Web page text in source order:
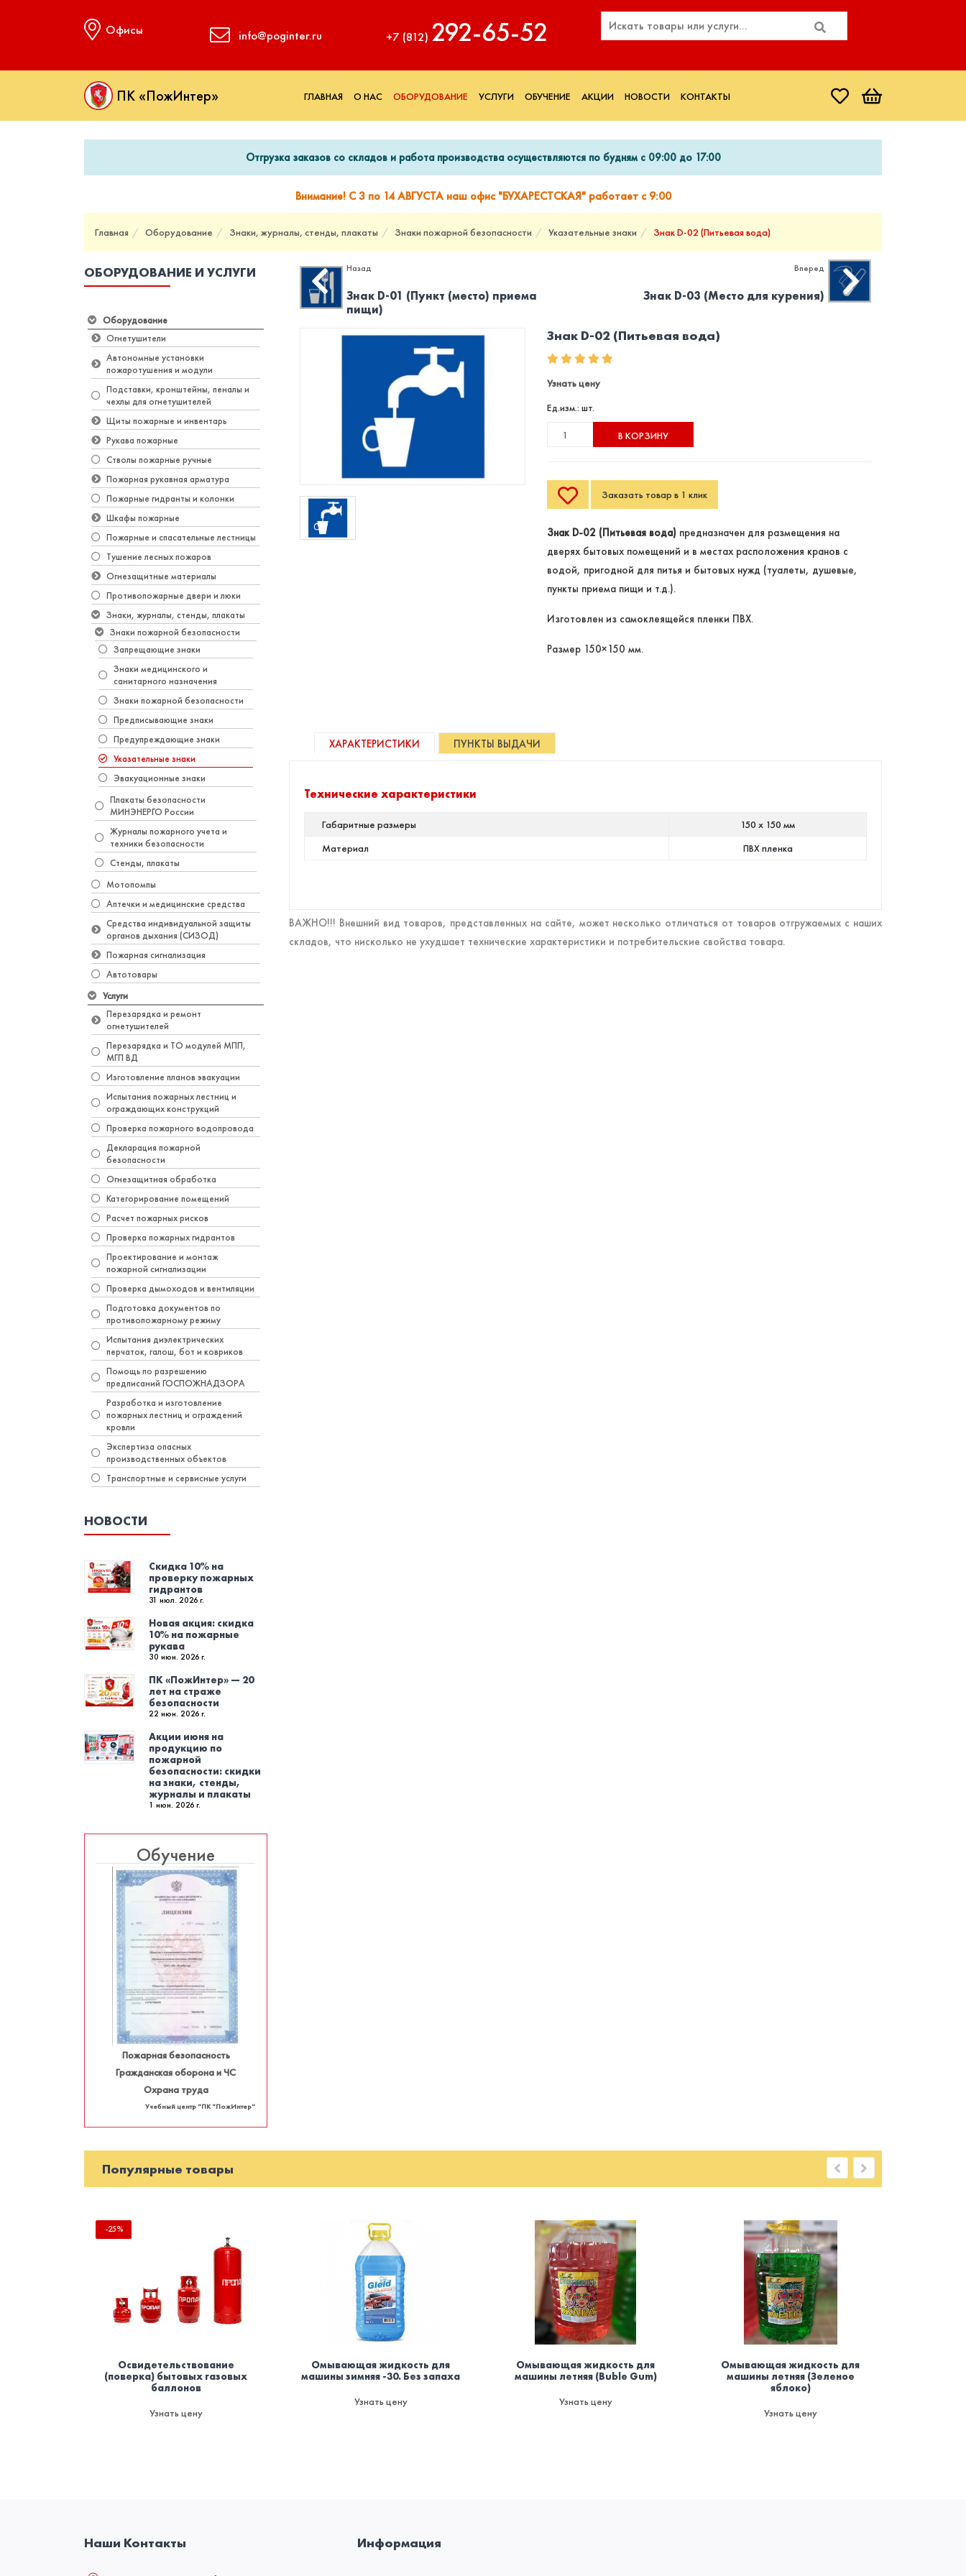
Офисы info@poginter.ru +7 (812) 292‑65‑52
ПК «ПожИнтер» ГЛАВНАЯ О НАС ОБОРУДОВАНИЕ УСЛУГИ ОБУЧЕНИЕ АКЦИИ НОВОСТИ КОНТАКТЫ
Отгрузка заказов со складов и работа производства осуществляются по будням с 09:00 до 17:00
Внимание! С 3 по 14 АВГУСТА наш офис "БУХАРЕСТСКАЯ" работает с 9:00
Главная Оборудование Знаки, журналы, стенды, плакаты Знаки пожарной безопасности Указательные знаки Знак D-02 (Питьевая вода)
ОБОРУДОВАНИЕ И УСЛУГИ
Оборудование
Огнетушители
Автономные установки
пожаротушения и модули
Подставки, кронштейны, пеналы и
чехлы для огнетушителей
Щиты пожарные и инвентарь
Рукава пожарные
Стволы пожарные ручные
Пожарная рукавная арматура
Пожарные гидранты и колонки
Шкафы пожарные
Пожарные и спасательные лестницы
Тушение лесных пожаров
Огнезащитные материалы
Противопожарные двери и люки
Знаки, журналы, стенды, плакаты
Знаки пожарной безопасности
Запрещающие знаки
Знаки медицинского и
санитарного назначения
Знаки пожарной безопасности
Предписывающие знаки
Предупреждающие знаки
Указательные знаки
Эвакуационные знаки
Плакаты безопасности
МИНЭНЕРГО России
Журналы пожарного учета и
техники безопасности
Стенды, плакаты
Мотопомпы
Аптечки и медицинские средства
Средства индивидуальной защиты
органов дыхания (СИЗОД)
Пожарная сигнализация
Автотовары
Услуги
Перезарядка и ремонт
огнетушителей
Перезарядка и ТО модулей МПП,
МГП ВД
Изготовление планов эвакуации
Испытания пожарных лестниц и
ограждающих конструкций
Проверка пожарного водопровода
Декларация пожарной
безопасности
Огнезащитная обработка
Категорирование помещений
Расчет пожарных рисков
Проверка пожарных гидрантов
Проектирование и монтаж
пожарной сигнализации
Проверка дымоходов и вентиляции
Подготовка документов по
противопожарному режиму
Испытания диэлектрических
перчаток, галош, бот и ковриков
Помощь по разрешению
предписаний ГОСПОЖНАДЗОРА
Разработка и изготовление
пожарных лестниц и ограждений
кровли
Экспертиза опасных
производственных объектов
Транспортные и сервисные услуги
НОВОСТИ
Скидка 10% на
проверку пожарных
гидрантов
31 июл. 2026 г.
Новая акция: скидка
10% на пожарные
рукава
30 июн. 2026 г.
ПК «ПожИнтер» — 20
лет на страже
безопасности
22 июн. 2026 г.
Акции июня на
продукцию по
пожарной
безопасности: скидки
на знаки, стенды,
журналы и плакаты
1 июн. 2026 г.
Обучение
Пожарная безопасность
Гражданская оборона и ЧС
Охрана труда
Учебный центр "ПК "ПожИнтер"
Назад
Знак D-01 (Пункт (место) приема
пищи)
Вперед
Знак D-03 (Место для курения)
Знак D-02 (Питьевая вода)
Узнать цену
Ед.изм.: шт.
В КОРЗИНУ
Заказать товар в 1 клик
Знак D-02 (Питьевая вода) предназначен для размещения на
дверях бытовых помещений и в местах расположения кранов с
водой, пригодной для питья и бытовых нужд (туалеты, душевые,
пункты приема пищи и т.д.).
Изготовлен из самоклеящейся пленки ПВХ.
Размер 150×150 мм.
ХАРАКТЕРИСТИКИ ПУНКТЫ ВЫДАЧИ
Технические характеристики
Габаритные размеры
150 х 150 мм
Материал
ПВХ пленка
ВАЖНО!!! Внешний вид товаров, представленных на сайте, может несколько отличаться от товаров отгружаемых с наших
складов, что нисколько не ухудшает технические характеристики и потребительские свойства товара.
Популярные товары
Освидетельствование
(поверка) бытовых газовых
баллонов
Узнать цену
-25%
Омывающая жидкость для
машины зимняя -30. Без запаха
Узнать цену
Омывающая жидкость для
машины летняя (Buble Gum)
Узнать цену
Омывающая жидкость для
машины летняя (Зеленое
яблоко)
Узнать цену
Наши Контакты Информация